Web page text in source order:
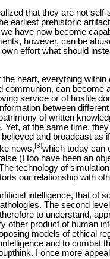
that they are not
earliest prehistoric
have now become
however, can be
effort what should
the heart, everything
communion, can
service or of hostile
between
of written
Yet, at the same time,
and broadcast as
news,[3]which today can
(I too have been an
technology of
our relationship with
intelligence, that of
The second
to understand,
other product of human
models of ethical
and to combat
I once more